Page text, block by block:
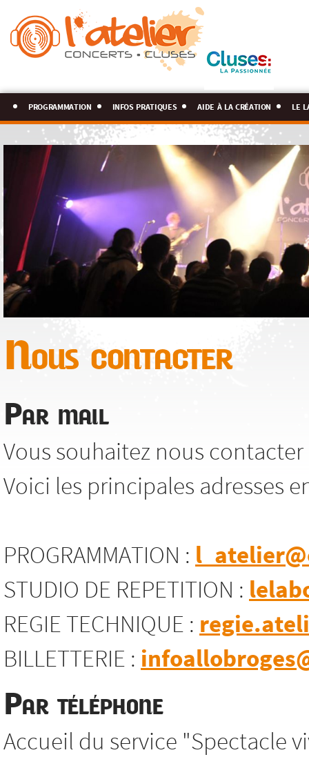
programmation infos pratiques aide à la création le
Nous contacter
Par mail
Vous souhaitez nous contacter
Voici les principales adresses
PROGRAMMATION :
STUDIO DE REPETITION :
REGIE TECHNIQUE :
BILLETTERIE :
Par téléphone
Accueil du service "Spectacle